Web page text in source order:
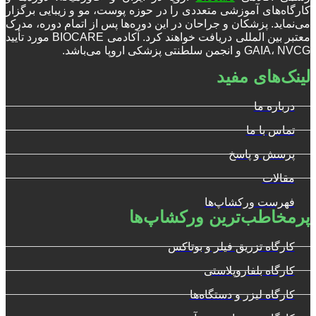
کارگاه‌های آموزشی متعددی را در حوزه پوست، مو و زیبایی برگزار
می‌نماید. پزشکان و جراحان در این دوره‌ها پس از اتمام دوره، مدرک
معتبر بین المللی دریافت خواهند کرد. آکادمی BIOCARE مورد تأیید
GAIA، NVCG و انجمن سلطنتی پزشکی اروپا می‌باشد.
لینک‌های مفید
درباره ما
تماس با ما
پرسش و پاسخ
مقالات
فهرست ورکشاپ‌ها
پرمخاطب‌ترین ورکشاپ‌ها
کارگاه تزریق فیلر و بوتاکس
کارگاه بلفاروپلاستی
کارگاه لیزر و دستگاه‌ها